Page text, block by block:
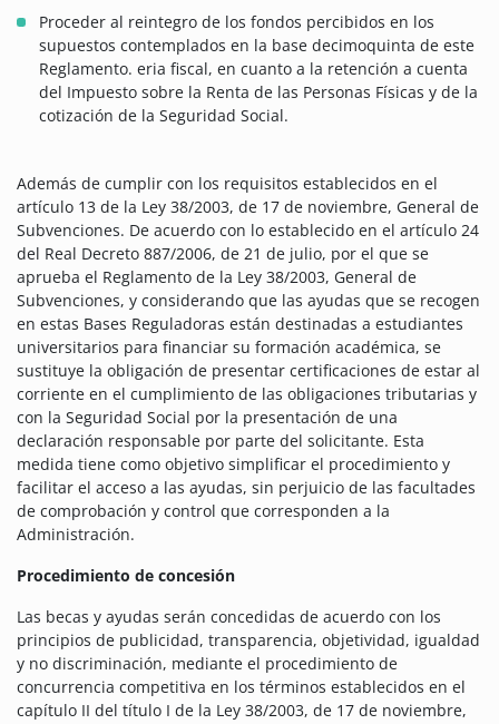
Proceder al reintegro de los fondos percibidos en los
supuestos contemplados en la base decimoquinta de este
Reglamento. eria fiscal, en cuanto a la retención a cuenta
del Impuesto sobre la Renta de las Personas Físicas y de la
cotización de la Seguridad Social.
Además de cumplir con los requisitos establecidos en el
artículo 13 de la Ley 38/2003, de 17 de noviembre, General de
Subvenciones. De acuerdo con lo establecido en el artículo 24
del Real Decreto 887/2006, de 21 de julio, por el que se
aprueba el Reglamento de la Ley 38/2003, General de
Subvenciones, y considerando que las ayudas que se recogen
en estas Bases Reguladoras están destinadas a estudiantes
universitarios para financiar su formación académica, se
sustituye la obligación de presentar certificaciones de estar al
corriente en el cumplimiento de las obligaciones tributarias y
con la Seguridad Social por la presentación de una
declaración responsable por parte del solicitante. Esta
medida tiene como objetivo simplificar el procedimiento y
facilitar el acceso a las ayudas, sin perjuicio de las facultades
de comprobación y control que corresponden a la
Administración.
Procedimiento de concesión
Las becas y ayudas serán concedidas de acuerdo con los
principios de publicidad, transparencia, objetividad, igualdad
y no discriminación, mediante el procedimiento de
concurrencia competitiva en los términos establecidos en el
capítulo II del título I de la Ley 38/2003, de 17 de noviembre,